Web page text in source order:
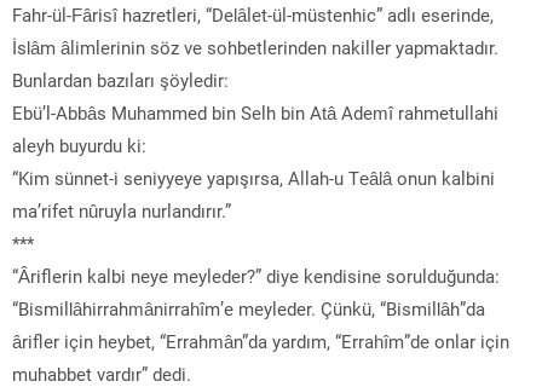
Fahr-ül-Fârisî hazretleri, “Delâlet-ül-müstenhic” adlı eserinde,
İslâm âlimlerinin söz ve sohbetlerinden nakiller yapmaktadır.
Bunlardan bazıları şöyledir:
Ebü’l-Abbâs Muhammed bin Selh bin Atâ Ademî rahmetullahi
aleyh buyurdu ki:
“Kim sünnet-i seniyyeye yapışırsa, Allah-u Teâlâ onun kalbini
ma’rifet nûruyla nurlandırır.”
***
“Âriflerin kalbi neye meyleder?” diye kendisine sorulduğunda:
“Bismillâhirrahmânirrahîm’e meyleder. Çünkü, “Bismillâh”da
ârifler için heybet, “Errahmân”da yardım, “Errahîm”de onlar için
muhabbet vardır” dedi.